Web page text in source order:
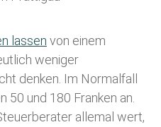
lassen von einem
weniger
denken. Im Normalfall
50 und 180 Franken an.
allemal wert,